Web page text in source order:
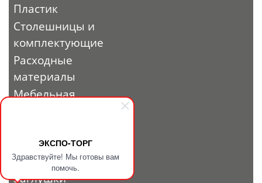
ЭКСПО-ТОРГ
Здравствуйте! Мы готовы вам
помочь.
Пластик
Столешницы и
комплектующие
Расходные
материалы
Мебельная
профиль и
фурнитура
Заглушки